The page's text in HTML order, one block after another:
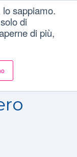
sappiamo.
di
di più,